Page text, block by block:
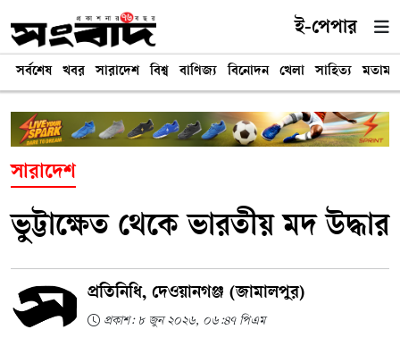
ই-পেপার
সর্বশেষ খবর সারাদেশ বিশ্ব বাণিজ্য বিনোদন খেলা সাহিত্য মতামত
সারাদেশ
ভুট্টাক্ষেত থেকে ভারতীয় মদ উদ্ধার
প্রতিনিধি, দেওয়ানগঞ্জ (জামালপুর)
প্রকাশ: ৮ জুন ২০২৬, ০৬:৪৭ পিএম